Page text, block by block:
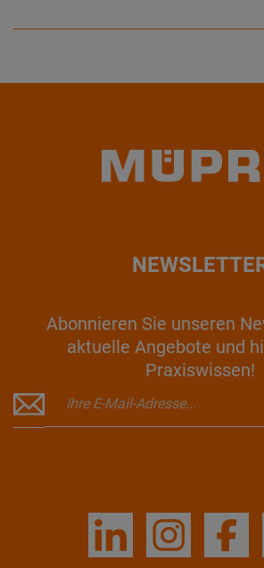
Abonnieren Sie unseren
aktuelle Angebote und
Praxiswissen!